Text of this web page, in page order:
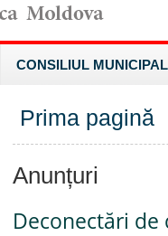
CONSILIUL MUNICIPAL
Prima pagină
Anunțuri
Deconectări